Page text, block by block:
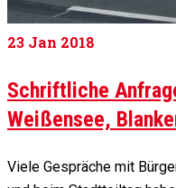
23 Jan 2018
Schriftliche
Weißensee,
Viele Gespräche mit